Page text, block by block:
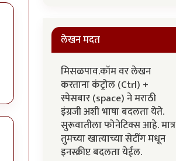
लेखन मदत
मिसळपाव.कॉम वर लेखन
करताना कंट्रोल (Ctrl) +
स्पेसबार (space) ने मराठी
इंग्रजी अशी भाषा बदलता येते.
सुरूवातीला फोनेटिक्स आहे. मात्र
तुमच्या खात्याच्या सेटींग मधून
इनस्क्रीप्ट बदलता येईल.